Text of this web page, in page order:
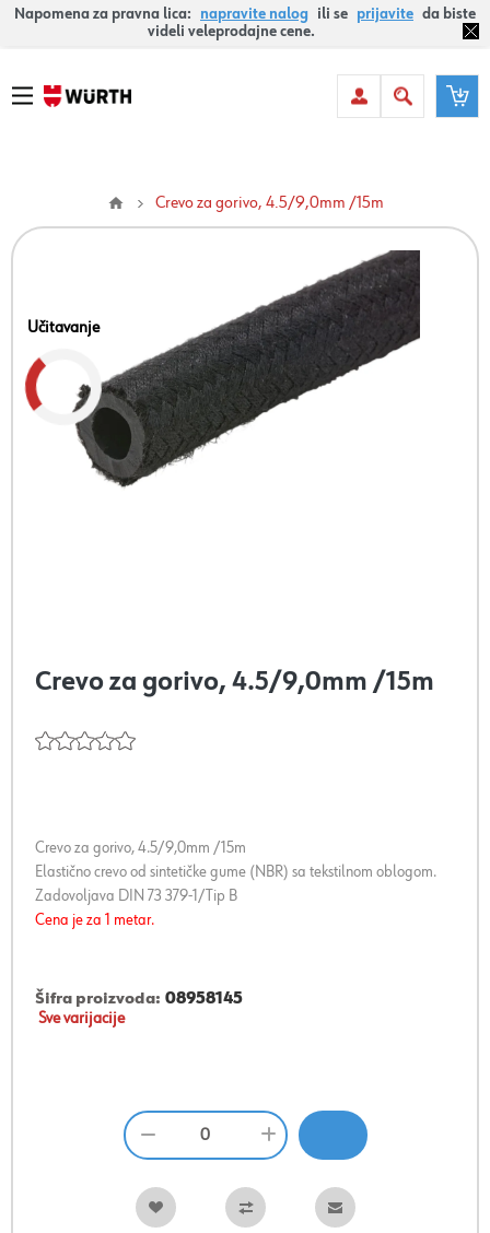
Napomena za pravna lica: napravite nalog ili se prijavite da biste
videli veleprodajne cene.
Crevo za gorivo, 4.5/9,0mm /15m
Učitavanje
Crevo za gorivo, 4.5/9,0mm /15m
Crevo za gorivo, 4.5/9,0mm /15m
Elastično crevo od sintetičke gume (NBR) sa tekstilnom oblogom.
Zadovoljava DIN 73 379-1/Tip B
Cena je za 1 metar.
Šifra proizvoda: 08958145
Sve varijacije